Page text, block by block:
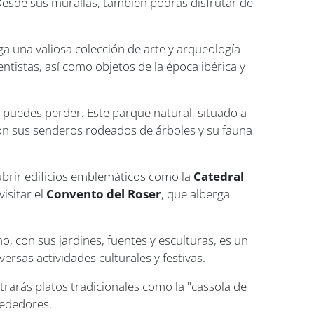
una valiosa colección de arte y arqueología
así como objetos de la época ibérica y
perder. Este parque natural, situado a
sus senderos rodeados de árboles y su fauna
edificios emblemáticos como la Catedral
el Convento del Roser, que alberga
con sus jardines, fuentes y esculturas, es un
actividades culturales y festivas.
platos tradicionales como la "cassola de